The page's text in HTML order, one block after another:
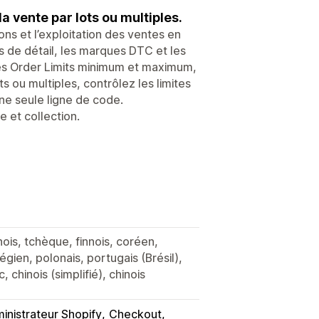
vente par lots ou multiples.
et l’exploitation des ventes en
de détail, les marques DTC et les
Order Limits minimum et maximum,
ou multiples, contrôlez les limites
seule ligne de code.
et collection.
tchèque, finnois, coréen,
polonais, portugais (Brésil),
chinois (simplifié), chinois
Shopify Checkout